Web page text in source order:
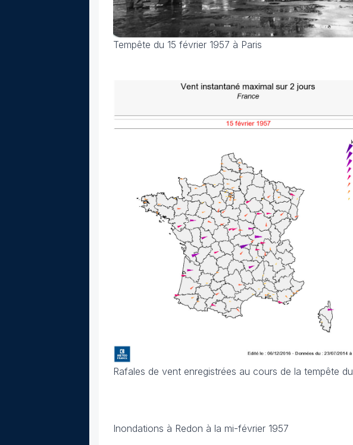
Tempête du 15 février 1957 à Paris
Rafales de vent enregistrées au cours de la tempête du
Inondations à Redon à la mi-février 1957